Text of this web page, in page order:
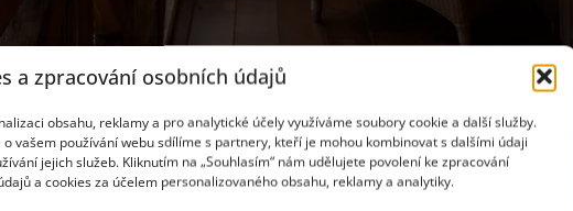
a zpracování osobních údajů
obsahu, reklamy a pro analytické účely využíváme soubory cookie a další služby.
o vašem používání webu sdílíme s partnery, kteří je mohou kombinovat s dalšími údaji
jejich služeb. Kliknutím na „Souhlasím“ nám udělujete povolení ke zpracování
a cookies za účelem personalizovaného obsahu, reklamy a analytiky.